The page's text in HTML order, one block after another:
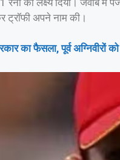
ट्रॉफी अपने नाम की।
का फैसला, पूर्व